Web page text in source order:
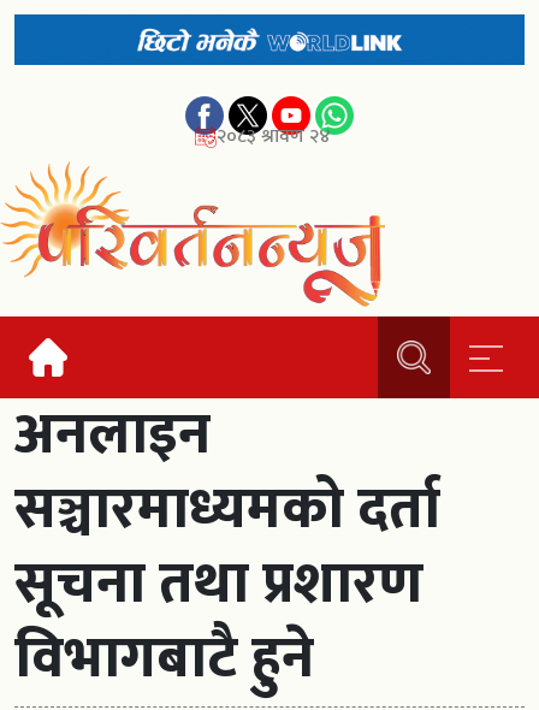
२०८३ श्रावण २४
अनलाइन
सञ्चारमाध्यमको दर्ता
सूचना तथा प्रशारण
विभागबाटै हुने